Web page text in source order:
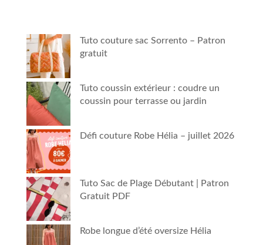
Tuto couture sac Sorrento – Patron
gratuit
Tuto coussin extérieur : coudre un
coussin pour terrasse ou jardin
Défi couture Robe Hélia – juillet 2026
Tuto Sac de Plage Débutant | Patron
Gratuit PDF
Robe longue d’été oversize Hélia